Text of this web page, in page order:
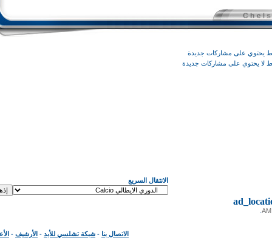
على مشاركات جديدة
على مشاركات جديدة
الانتقال السريع
الاتصال بنا- شبكة تشلسي للأبد -الأرشيف-الأعلى